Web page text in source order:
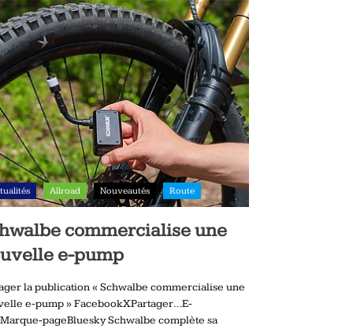
Allroad Nouveautés Route
commercialise une
e-pump
la publication « Schwalbe commercialise une
e-pump » FacebookXPartager…E-
pageBluesky Schwalbe complète sa